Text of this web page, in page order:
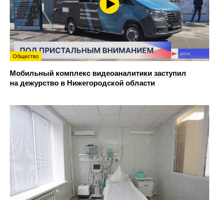
Общество
Мобильный комплекс видеоаналитики заступил
на дежурство в Нижегородской области